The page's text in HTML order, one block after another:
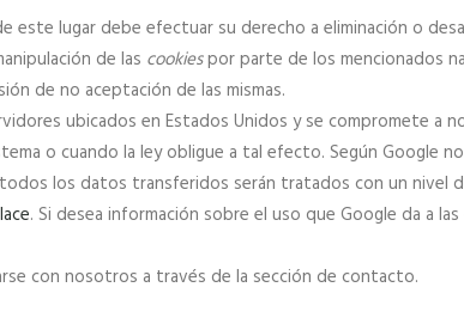
este lugar debe efectuar su derecho a eliminación o
de las cookiespor parte de los mencionados
de no aceptación de las mismas.
ubicados en Estados Unidos y se compromete a
o cuando la ley obligue a tal efecto. Según Google
los datos transferidos serán tratados con un nivel
. Si desea información sobre el uso que Google da a
con nosotros a través de la sección de contacto.